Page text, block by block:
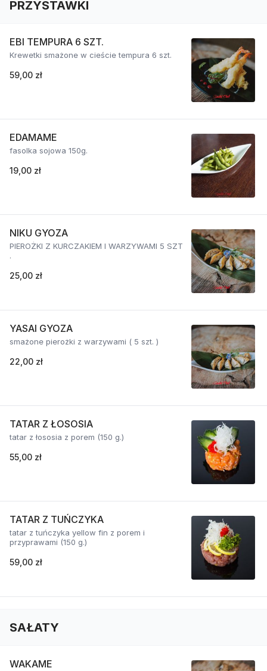
PRZYSTAWKI
EBI TEMPURA 6 SZT.
Krewetki smażone w cieście tempura 6 szt.
59,00 zł
EDAMAME
fasolka sojowa 150g.
19,00 zł
NIKU GYOZA
PIEROŻKI Z KURCZAKIEM I WARZYWAMI 5 SZT
.
25,00 zł
YASAI GYOZA
smażone pierożki z warzywami ( 5 szt. )
22,00 zł
TATAR Z ŁOSOSIA
tatar z łososia z porem (150 g.)
55,00 zł
TATAR Z TUŃCZYKA
tatar z tuńczyka yellow fin z porem i
przyprawami (150 g.)
59,00 zł
SAŁATY
WAKAME